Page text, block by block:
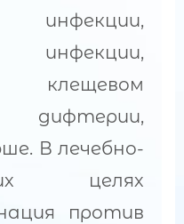
инфекции,
инфекции,
клещевом
В лечебно-
целях
против